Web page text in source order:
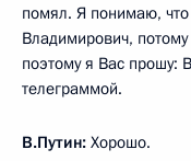
помял. Я понимаю,
Владимирович,
поэтому я Вас прошу:
телеграммой.
В.Путин: Хорошо.